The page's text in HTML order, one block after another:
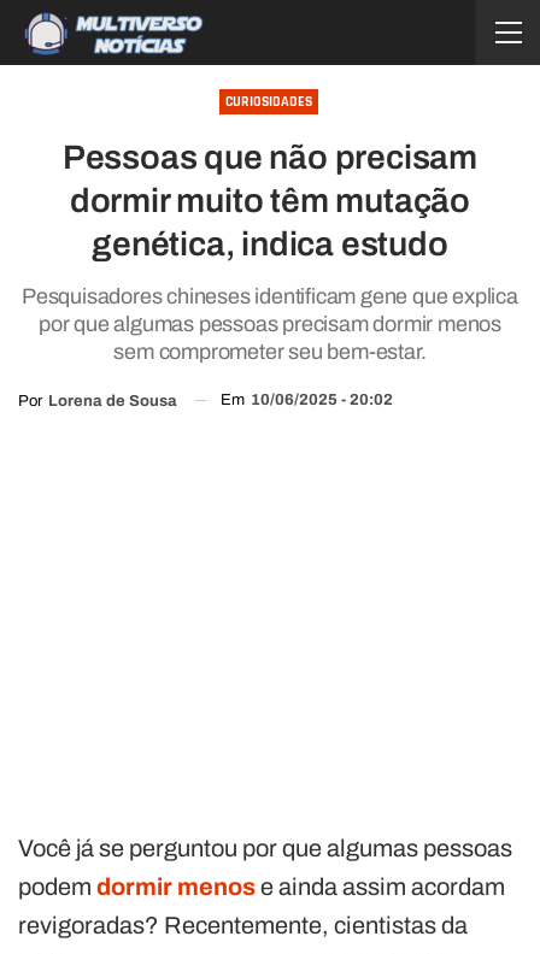
CURIOSIDADES
Pessoas que não precisam
dormir muito têm mutação
genética, indica estudo
Pesquisadores chineses identificam gene que explica
por que algumas pessoas precisam dormir menos
sem comprometer seu bem-estar.
Por Lorena de Sousa Em 10/06/2025 - 20:02
Você já se perguntou por que algumas pessoas
podem dormir menose ainda assim acordam
revigoradas? Recentemente, cientistas da